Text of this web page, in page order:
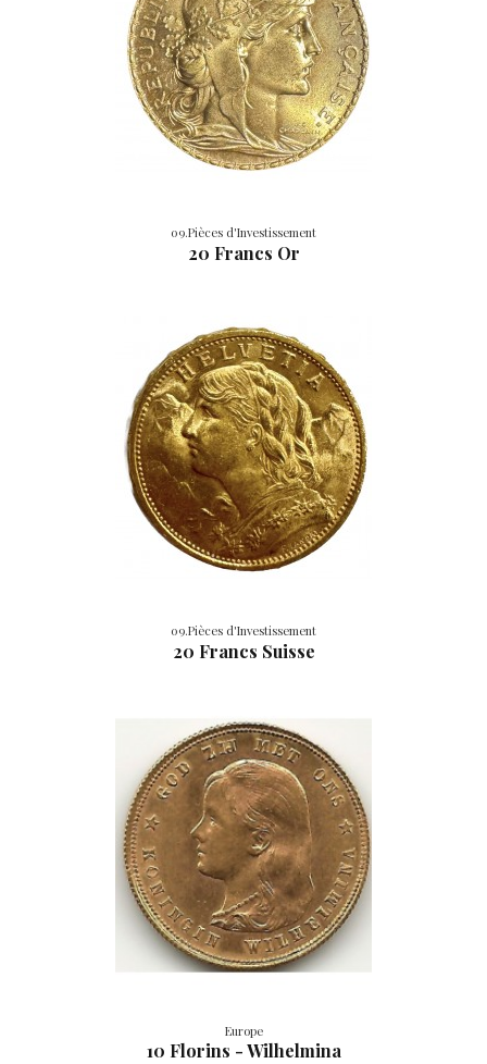
09.Pièces d'Investissement
20 Francs Or
09.Pièces d'Investissement
20 Francs Suisse
Europe
10 Florins - Wilhelmina